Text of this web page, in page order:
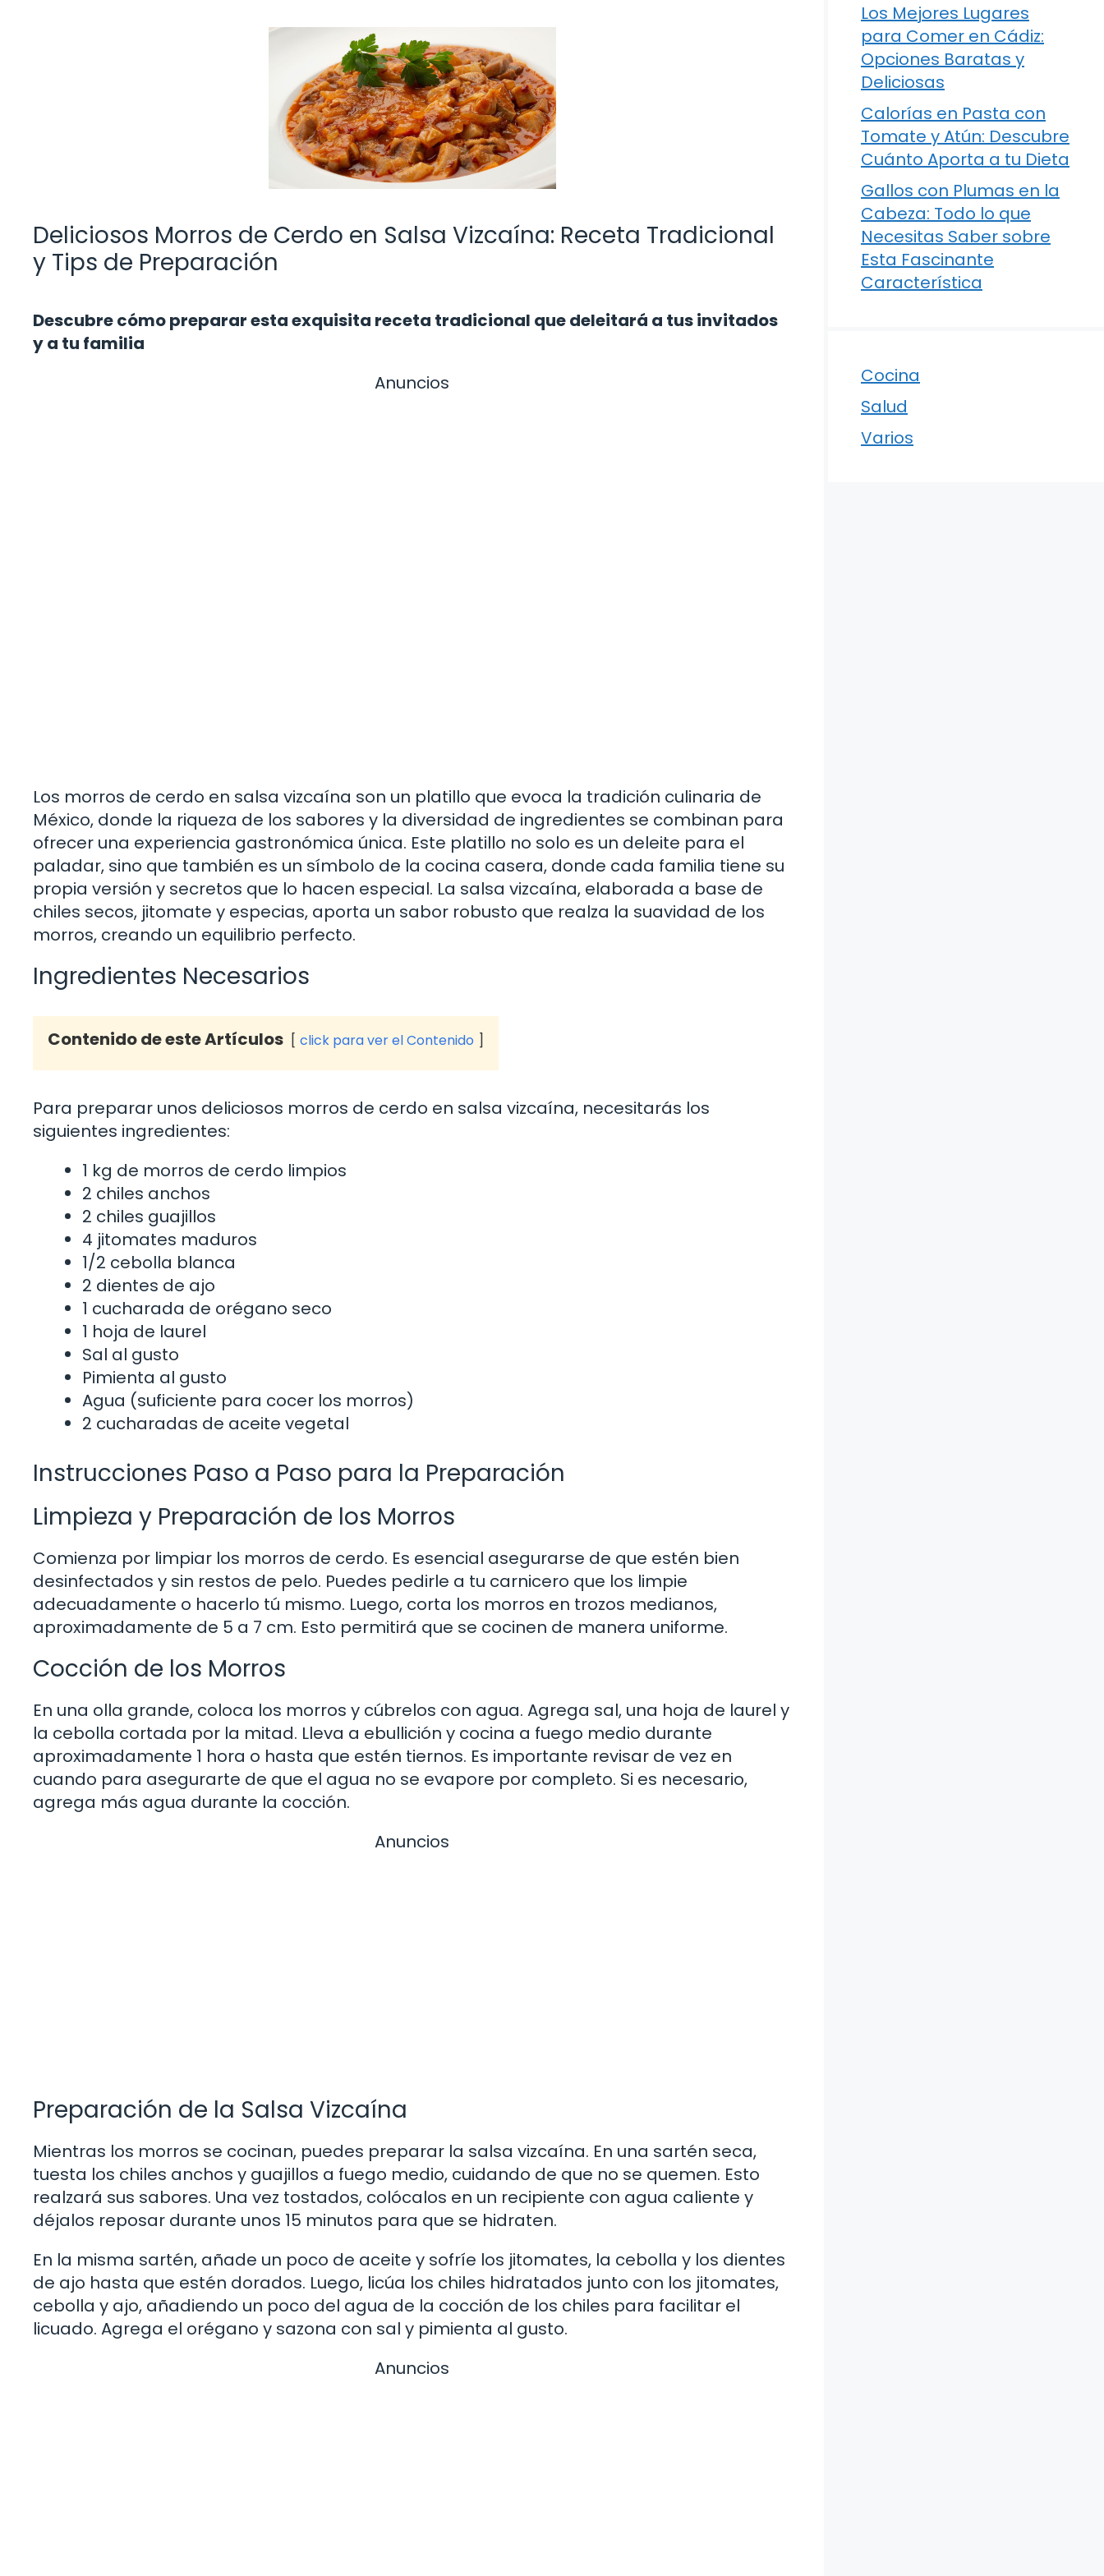
Deliciosos Morros de Cerdo en Salsa Vizcaína: Receta Tradicional
y Tips de Preparación
Descubre cómo preparar esta exquisita receta tradicional que deleitará a tus invitados
y a tu familia
Anuncios
Los morros de cerdo en salsa vizcaína son un platillo que evoca la tradición culinaria de
México, donde la riqueza de los sabores y la diversidad de ingredientes se combinan para
ofrecer una experiencia gastronómica única. Este platillo no solo es un deleite para el
paladar, sino que también es un símbolo de la cocina casera, donde cada familia tiene su
propia versión y secretos que lo hacen especial. La salsa vizcaína, elaborada a base de
chiles secos, jitomate y especias, aporta un sabor robusto que realza la suavidad de los
morros, creando un equilibrio perfecto.
Ingredientes Necesarios
Contenido de este Artículos click para ver el Contenido
Para preparar unos deliciosos morros de cerdo en salsa vizcaína, necesitarás los
siguientes ingredientes:
1 kg de morros de cerdo limpios
2 chiles anchos
2 chiles guajillos
4 jitomates maduros
1/2 cebolla blanca
2 dientes de ajo
1 cucharada de orégano seco
1 hoja de laurel
Sal al gusto
Pimienta al gusto
Agua (suficiente para cocer los morros)
2 cucharadas de aceite vegetal
Instrucciones Paso a Paso para la Preparación
Limpieza y Preparación de los Morros
Comienza por limpiar los morros de cerdo. Es esencial asegurarse de que estén bien
desinfectados y sin restos de pelo. Puedes pedirle a tu carnicero que los limpie
adecuadamente o hacerlo tú mismo. Luego, corta los morros en trozos medianos,
aproximadamente de 5 a 7 cm. Esto permitirá que se cocinen de manera uniforme.
Cocción de los Morros
En una olla grande, coloca los morros y cúbrelos con agua. Agrega sal, una hoja de laurel y
la cebolla cortada por la mitad. Lleva a ebullición y cocina a fuego medio durante
aproximadamente 1 hora o hasta que estén tiernos. Es importante revisar de vez en
cuando para asegurarte de que el agua no se evapore por completo. Si es necesario,
agrega más agua durante la cocción.
Anuncios
Preparación de la Salsa Vizcaína
Mientras los morros se cocinan, puedes preparar la salsa vizcaína. En una sartén seca,
tuesta los chiles anchos y guajillos a fuego medio, cuidando de que no se quemen. Esto
realzará sus sabores. Una vez tostados, colócalos en un recipiente con agua caliente y
déjalos reposar durante unos 15 minutos para que se hidraten.
En la misma sartén, añade un poco de aceite y sofríe los jitomates, la cebolla y los dientes
de ajo hasta que estén dorados. Luego, licúa los chiles hidratados junto con los jitomates,
cebolla y ajo, añadiendo un poco del agua de la cocción de los chiles para facilitar el
licuado. Agrega el orégano y sazona con sal y pimienta al gusto.
Anuncios
Los Mejores Lugares
para Comer en Cádiz:
Opciones Baratas y
Deliciosas
Calorías en Pasta con
Tomate y Atún: Descubre
Cuánto Aporta a tu Dieta
Gallos con Plumas en la
Cabeza: Todo lo que
Necesitas Saber sobre
Esta Fascinante
Característica
Cocina
Salud
Varios